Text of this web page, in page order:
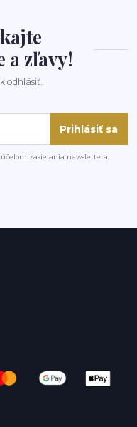
a zľavy!
odhlásiť.
Prihlásiť sa
účelom zasielania newslettera.